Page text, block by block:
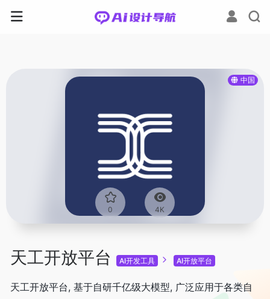
中国
0 4K
天工开放平台 AI开发工具 AI开放平台
天工开放平台, 基于自研千亿级大模型, 广泛应用于各类自